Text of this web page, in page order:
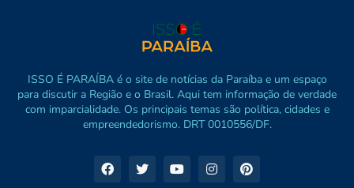
ISSO É PARAÍBA é o site de notícias da Paraíba e um espaço
para discutir a Região e o Brasil. Aqui tem informação de verdade
com imparcialidade. Os principais temas são política, cidades e
empreendedorismo. DRT 0010556/DF.